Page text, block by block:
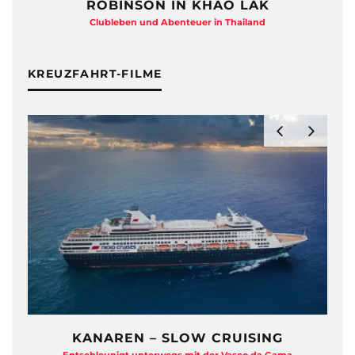
ROBINSON IN KHAO LAK
Clubleben und Abenteuer in Thailand
KREUZFAHRT-FILME
KANAREN – SLOW CRUISING